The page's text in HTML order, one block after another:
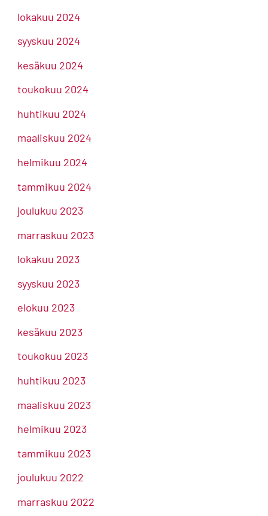
lokakuu 2024
syyskuu 2024
kesäkuu 2024
toukokuu 2024
huhtikuu 2024
maaliskuu 2024
helmikuu 2024
tammikuu 2024
joulukuu 2023
marraskuu 2023
lokakuu 2023
syyskuu 2023
elokuu 2023
kesäkuu 2023
toukokuu 2023
huhtikuu 2023
maaliskuu 2023
helmikuu 2023
tammikuu 2023
joulukuu 2022
marraskuu 2022